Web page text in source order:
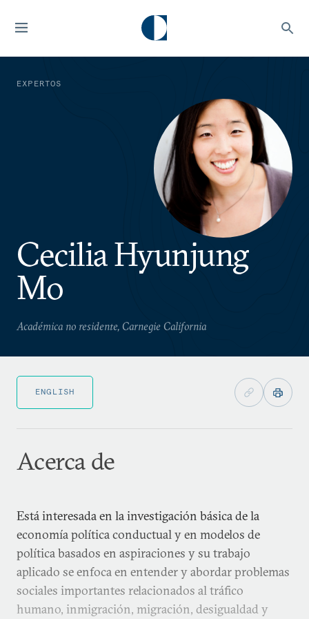
EXPERTOS
Cecilia Hyunjung
Mo
Académica no residente, Carnegie California
ENGLISH
Acerca de
Está interesada en la investigación básica de la
economía política conductual y en modelos de
política basados en aspiraciones y su trabajo
aplicado se enfoca en entender y abordar problemas
sociales importantes relacionados al tráfico
humano, inmigración, migración, desigualdad y